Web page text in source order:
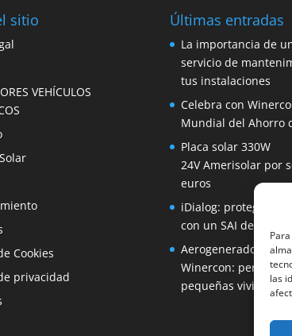
las
sitio
VEHÍCULOS
Cookies
privacidad
Últimas entradas
La importancia de
servicio de
tus instalaciones
Celebra con
Mundial del Ahorro
Placa solar 330W
24V Amerisolar por
euros
iDialog: protege tus
con un SAI de fácil
Aerogenerador
Winercon: perfecto
pequeñas viviendas